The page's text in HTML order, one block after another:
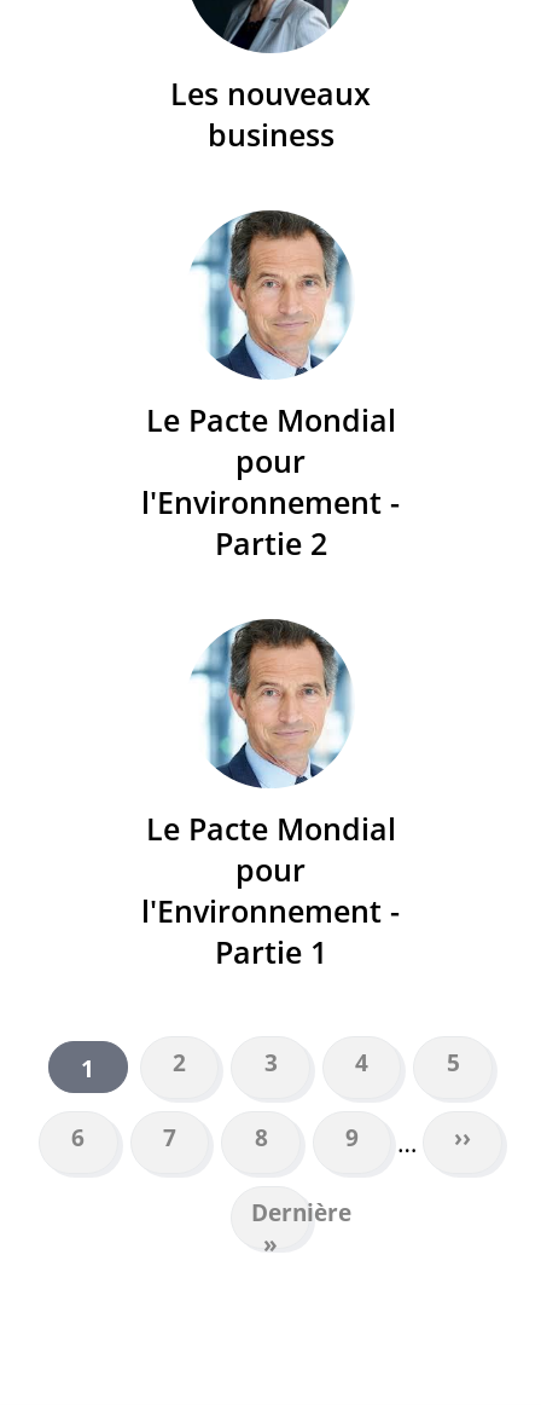
Les nouveaux
business
Le Pacte Mondial
pour
l'Environnement -
Partie 2
Le Pacte Mondial
pour
l'Environnement -
Partie 1
PAGINATION
Page
courante
1 Page
2 Page
3 Page
4 Page
5
Page
6 Page
7 Page
8 Page
9 …
Page
››
Dernière
page
Dernière
»